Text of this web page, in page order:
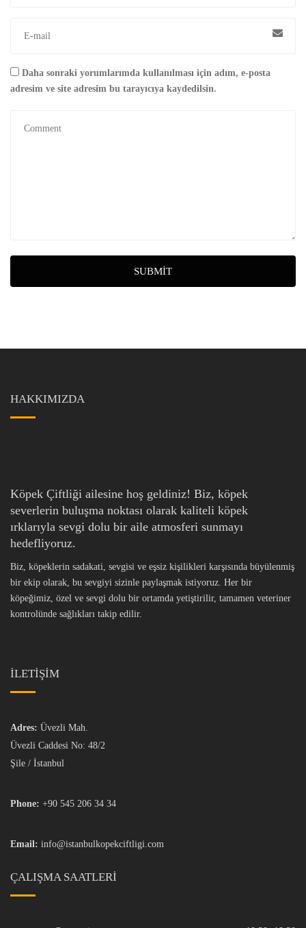
Daha sonraki yorumlarımda kullanılması için adım, e-posta
adresim ve site adresim bu tarayıcıya kaydedilsin.
SUBMIT
HAKKIMIZDA
Köpek Çiftliği ailesine hoş geldiniz! Biz, köpek
severlerin buluşma noktası olarak kaliteli köpek
ırklarıyla sevgi dolu bir aile atmosferi sunmayı
hedefliyoruz.
Biz, köpeklerin sadakati, sevgisi ve eşsiz kişilikleri karşısında büyülenmiş
bir ekip olarak, bu sevgiyi sizinle paylaşmak istiyoruz. Her bir
köpeğimiz, özel ve sevgi dolu bir ortamda yetiştirilir, tamamen veteriner
kontrolünde sağlıkları takip edilir.
İLETİŞİM
Adres: Üvezli Mah.
Üvezli Caddesi No: 48/2
Şile / İstanbul
Phone: +90 545 206 34 34
Email: info@istanbulkopekciftligi.com
ÇALIŞMA SAATLERI